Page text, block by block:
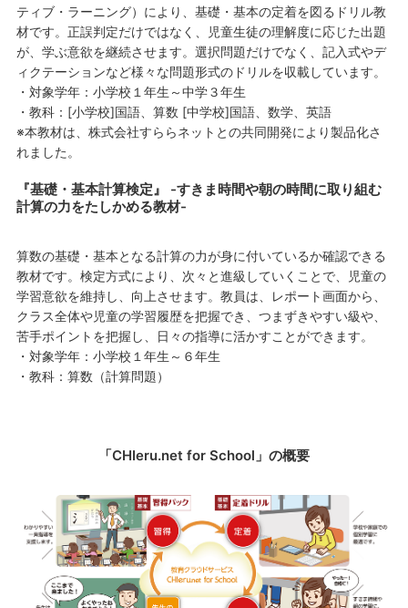
ティブ・ラーニング）により、基礎・基本の定着を図るドリル教
材です。正誤判定だけではなく、児童生徒の理解度に応じた出題
が、学ぶ意欲を継続させます。選択問題だけでなく、記入式やデ
ィクテーションなど様々な問題形式のドリルを収載しています。
・対象学年：小学校１年生～中学３年生
・教科：[小学校]国語、算数 [中学校]国語、数学、英語
※本教材は、株式会社すららネットとの共同開発により製品化さ
れました。
『基礎・基本計算検定』 -すきま時間や朝の時間に取り組む
計算の力をたしかめる教材-
算数の基礎・基本となる計算の力が身に付いているか確認できる
教材です。検定方式により、次々と進級していくことで、児童の
学習意欲を維持し、向上させます。教員は、レポート画面から、
クラス全体や児童の学習履歴を把握でき、つまずきやすい級や、
苦手ポイントを把握し、日々の指導に活かすことができます。
・対象学年：小学校１年生～６年生
・教科：算数（計算問題）
「CHIeru.net for School」の概要